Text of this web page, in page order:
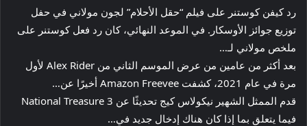
رد كيفن كوستنر على فيلم “حقل الأحلام” لجون مولاني في حفل
توزيع جوائز الأوسكار. في الموعد النهائي، كان رد فعل كوستنر على
ملخص مولاني لـ…
بعد أكثر من عامين من عرض الموسم الثاني من Alex Rider لأول
مرة في عام 2021، كشفت Amazon Freevee أخيرًا عن…
قدم الممثل الشهير نيكولاس كيج تحديثًا عن National Treasure 3
فيما يتعلق بما إذا كان هناك إدخال جديد في…